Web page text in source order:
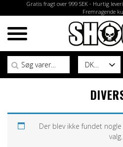
Gratis fragt over 999 SEK - Hurtig
Fremragende
DK
Søg efter:
Der blev ikke fundet
valg.